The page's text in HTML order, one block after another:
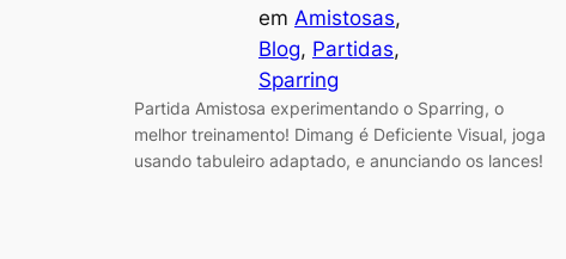
em Amistosas
Blog, Partidas
Sparring
Partida Amistosa experimentando o Sparring, o
melhor treinamento! Dimang é Deficiente Visual, joga
usando tabuleiro adaptado, e anunciando os lances!